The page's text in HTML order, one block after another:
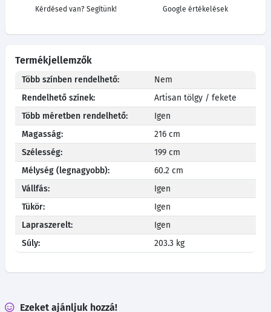
Kérdésed van? Segítünk! Google értékelések
Termékjellemzők
Több színben rendelhető:
Nem
Rendelhető színek:
Artisan tölgy / fekete
Több méretben rendelhető:
Igen
Magasság:
216 cm
Szélesség:
199 cm
Mélység (legnagyobb):
60.2 cm
Vállfás:
Igen
Tükör:
Igen
Lapraszerelt:
Igen
Súly:
203.3 kg
Ezeket ajánljuk hozzá!